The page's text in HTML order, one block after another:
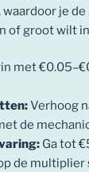
je
of groot wilt
met
Verhoog
de
Ga tot
de